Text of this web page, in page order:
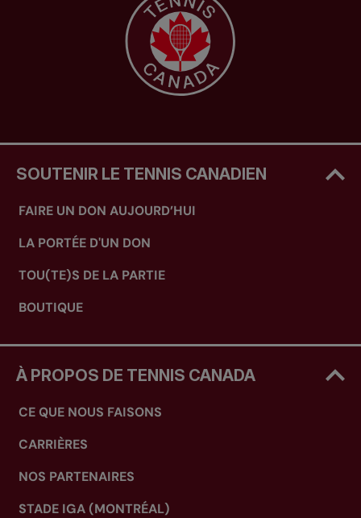
SOUTENIR LE TENNIS CANADIEN
FAIRE UN DON AUJOURD’HUI
LA PORTÉE D'UN DON
TOU(TE)S DE LA PARTIE
BOUTIQUE
À PROPOS DE TENNIS CANADA
CE QUE NOUS FAISONS
CARRIÈRES
NOS PARTENAIRES
STADE IGA (MONTRÉAL)